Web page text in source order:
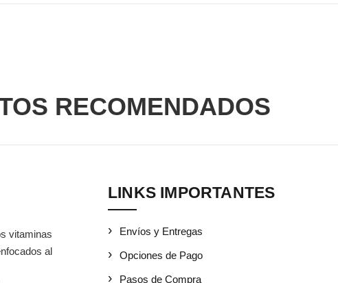
RECOMENDADOS
vitaminas
al
LINKS IMPORTANTES
Envíos y Entregas
Opciones de Pago
Pasos de Compra